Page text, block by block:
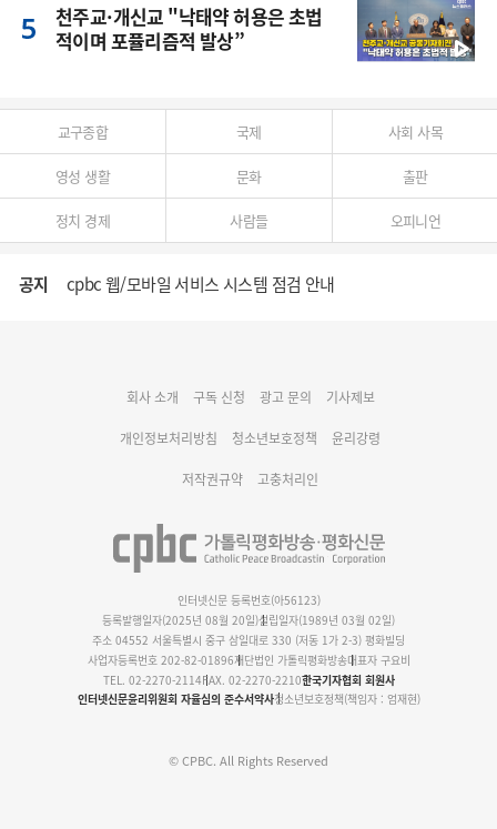
천주교·개신교 "낙태약 허용은 초법
적이며 포퓰리즘적 발상”
교구종합 국제 사회 사목
영성 생활 문화 출판
정치 경제 사람들 오피니언
공지 cpbc 웹/모바일 서비스 시스템 점검 안내
명동 미디어큐브 & 1898 미디어월 공모전 수상작 발표
회사 소개 구독 신청 광고 문의 기사제보
개인정보처리방침 청소년보호정책 윤리강령
저작권규약 고충처리인
인터넷신문 등록번호(아56123)
등록발행일자(2025년 08월 20일)설립일자(1989년 03월 02일)
주소 04552 서울특별시 중구 삼일대로 330 (저동 1가 2-3) 평화빌딩
사업자등록번호 202-82-01896재단법인 가톨릭평화방송대표자 구요비
TEL. 02-2270-2114FAX. 02-2270-2210한국기자협회 회원사
인터넷신문윤리위원회 자율심의 준수서약사청소년보호정책(책임자 : 엄재현)
© CPBC. All Rights Reserved